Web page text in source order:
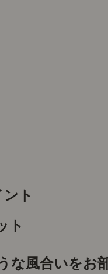
ト
ト
な風合いをお